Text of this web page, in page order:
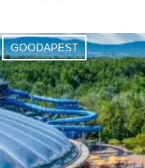
GOODAPEST